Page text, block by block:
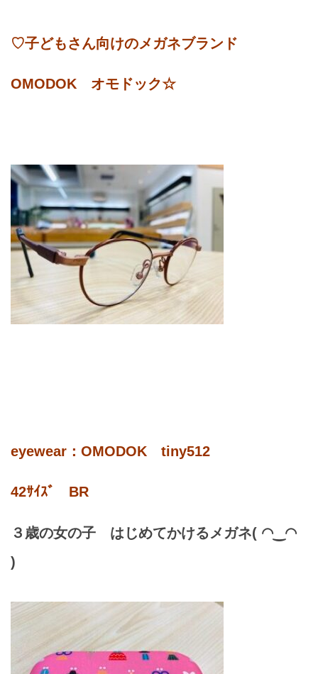
♡子どもさん向けのメガネブランド
OMODOK オモドック☆
eyewear：OMODOK tiny512
42ｻｲｽﾞ BR
３歳の女の子 はじめてかけるメガネ( ◠‿◠
)